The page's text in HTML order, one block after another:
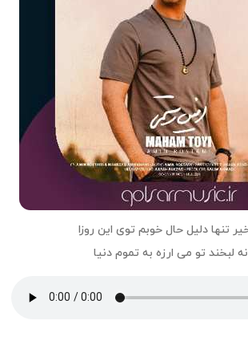
تنها دلیل حال خوبم توی این روزا
لبخند تو می ارزه به تموم دنیا